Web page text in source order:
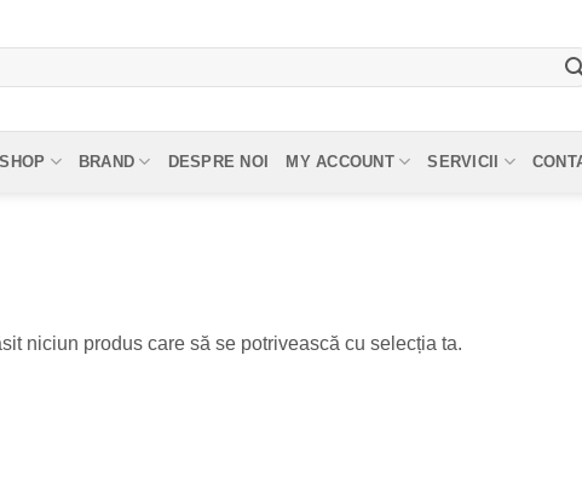
SHOP BRAND DESPRE NOI MY ACCOUNT SERVICII
niciun produs care să se potrivească cu selecția ta.